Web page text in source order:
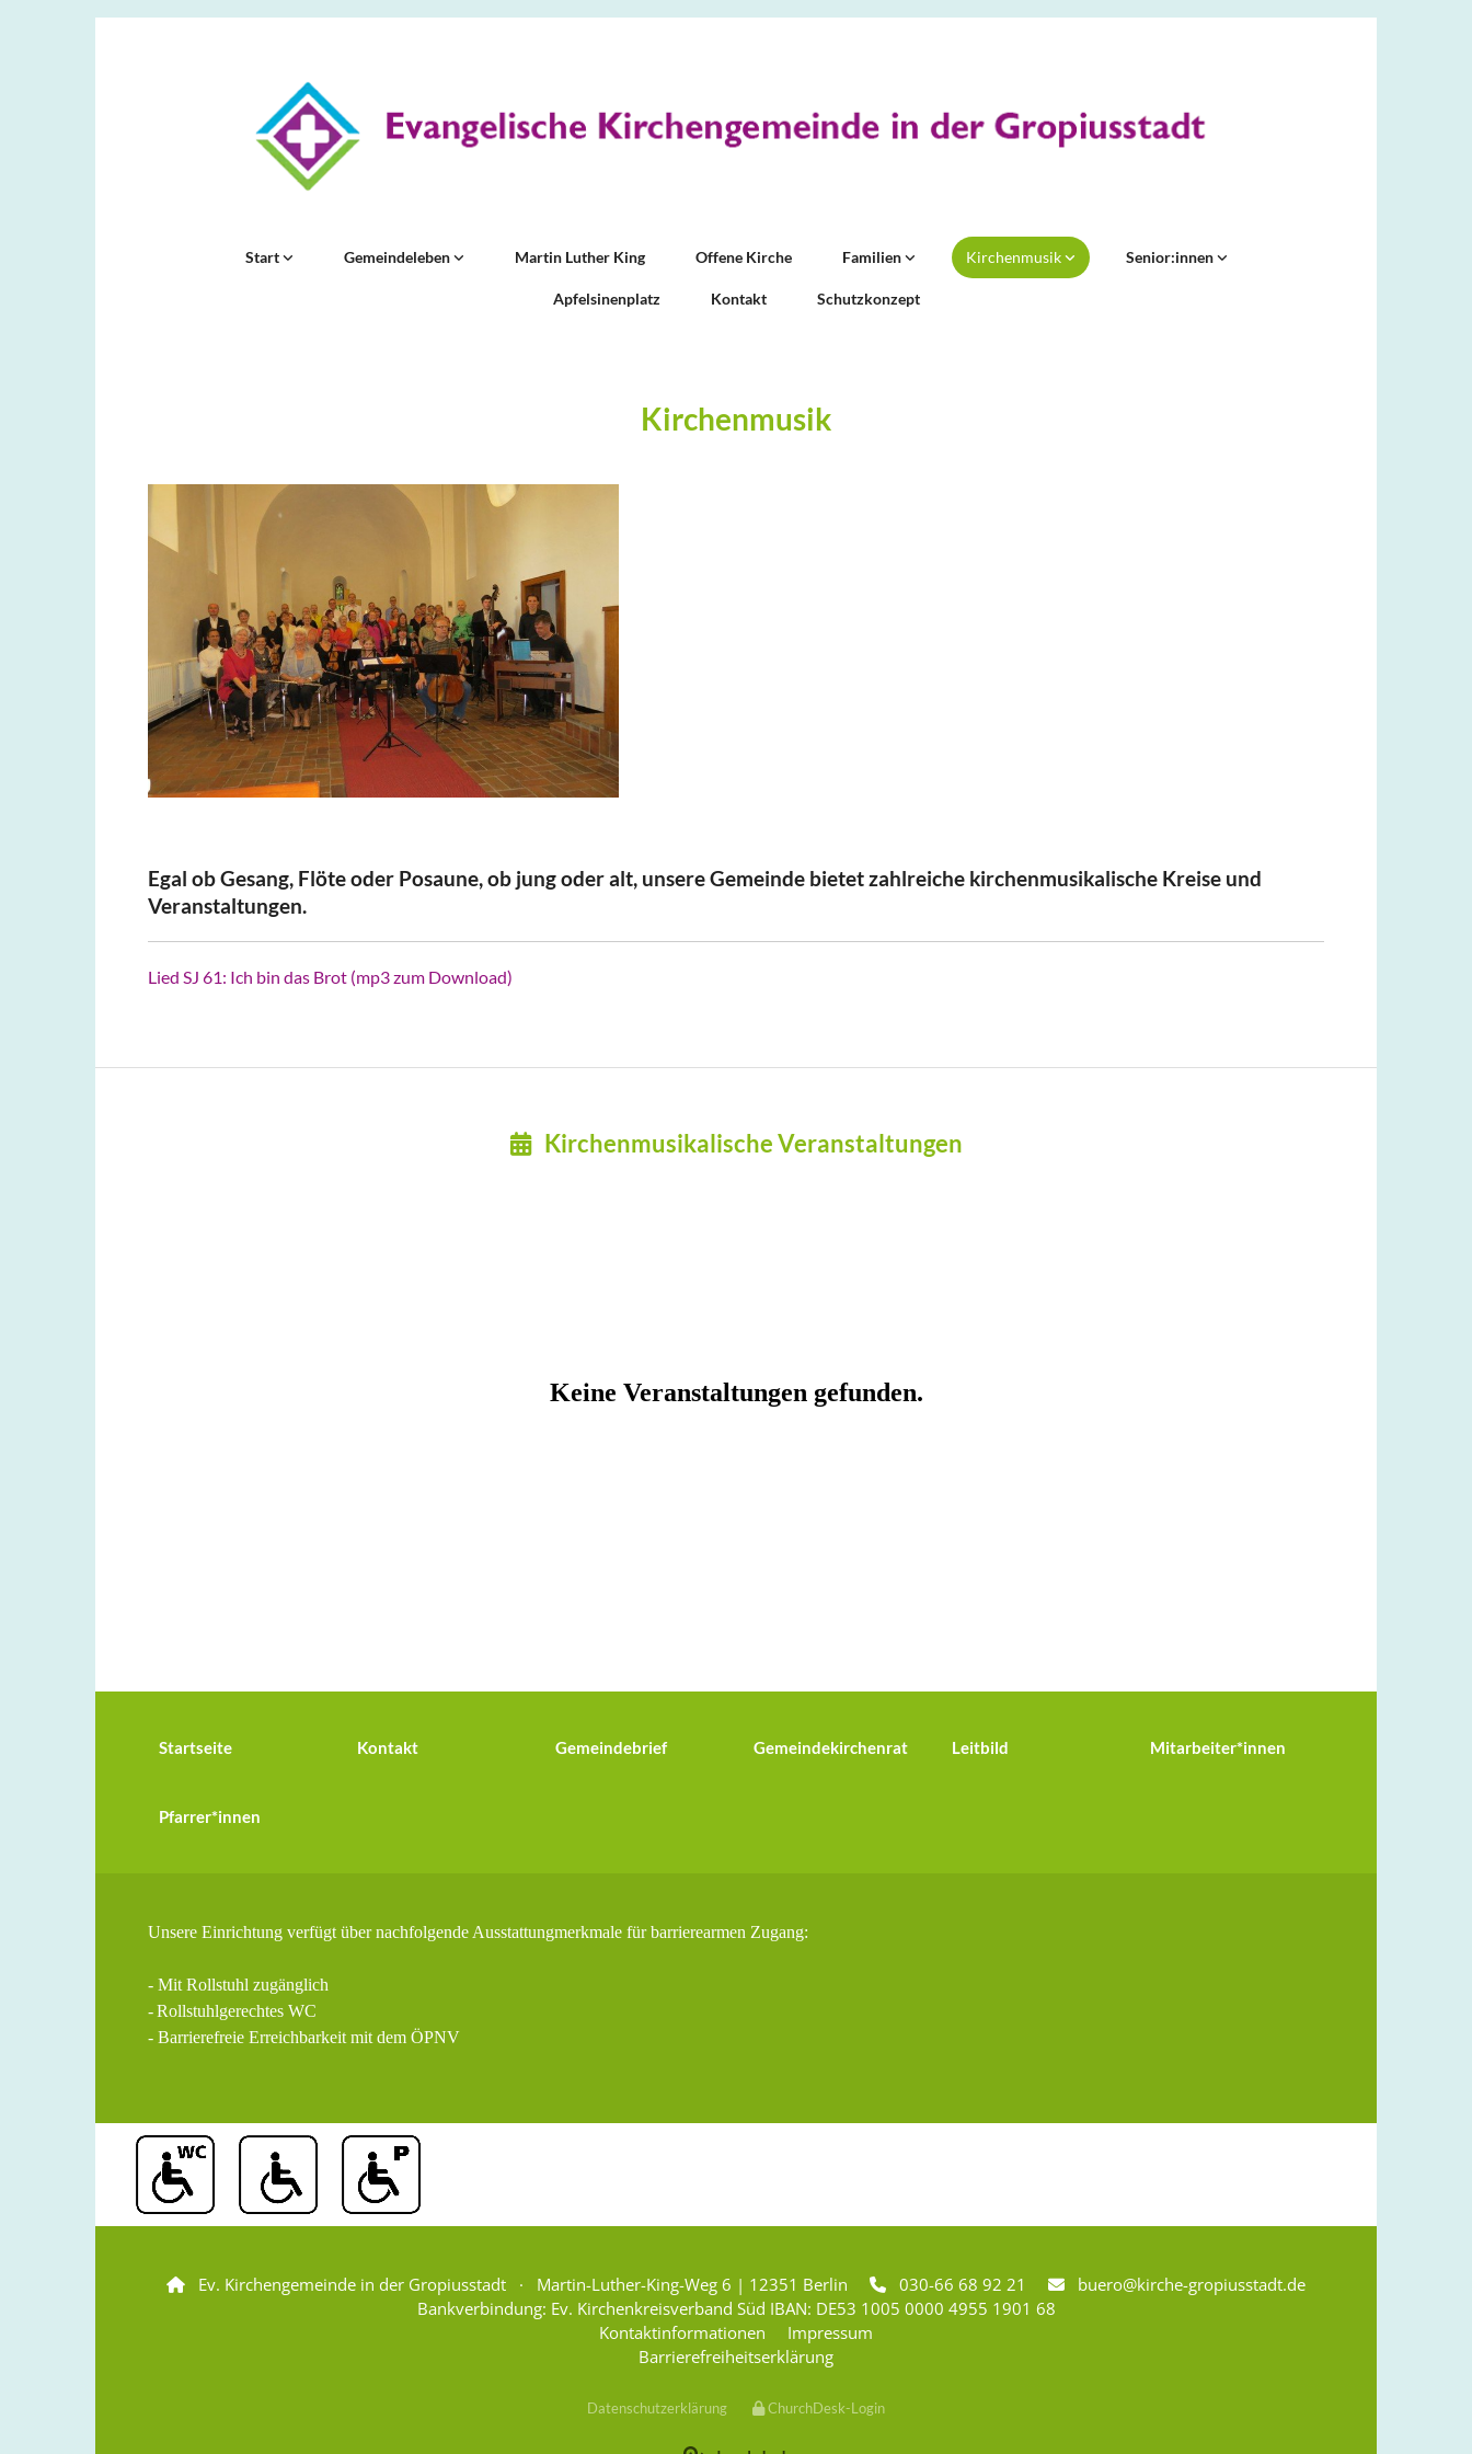
Start Gemeindeleben Martin Luther King Offene Kirche Familien Kirchenmusik Senior:innen
Apfelsinenplatz Kontakt Schutzkonzept
Kirchenmusik
Egal ob Gesang, Flöte oder Posaune, ob jung oder alt, unsere Gemeinde bietet zahlreiche kirchenmusikalische Kreise und
Veranstaltungen.
Lied SJ 61: Ich bin das Brot (mp3 zum Download)
Kirchenmusikalische Veranstaltungen
Startseite Kontakt Gemeindebrief Gemeindekirchenrat Leitbild Mitarbeiter*innen
Pfarrer*innen
Unsere Einrichtung verfügt über nachfolgende Ausstattungmerkmale für barrierearmen Zugang:
- Mit Rollstuhl zugänglich
-Rollstuhlgerechtes WC
- Barrierefreie Erreichbarkeit mit dem ÖPNV
 Ev. Kirchengemeinde in der Gropiusstadt · Martin-Luther-King-Weg 6 | 12351 Berlin  030-66 68 92 21 
buero@kirche-gropiusstadt.de
Bankverbindung: Ev. Kirchenkreisverband Süd IBAN: DE53 1005 0000 4955 1901 68
Kontaktinformationen
Impressum
Barrierefreiheitserklärung
Datenschutzerklärung ChurchDesk-Login